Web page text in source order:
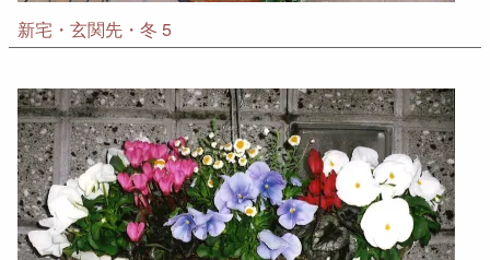
新宅・玄関先・冬 5